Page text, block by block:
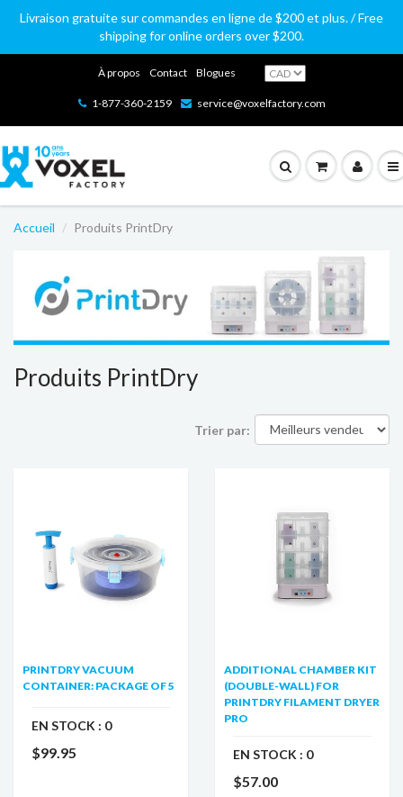
Livraison gratuite sur commandes en ligne de $200 et plus. / Free
shipping for online orders over $200.
À propos Contact Blogues
1-877-360-2159 service@voxelfactory.com
Accueil Produits PrintDry
Produits PrintDry
Trier par:
PRINTDRY VACUUM
CONTAINER: PACKAGE OF 5
EN STOCK : 0
$99.95
ADDITIONAL CHAMBER KIT
(DOUBLE-WALL) FOR
PRINTDRY FILAMENT DRYER
PRO
EN STOCK : 0
$57.00